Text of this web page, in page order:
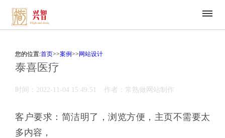
您的位置:首页>>案例>> 网站设计
泰喜医疗
时间：2022-11-04 15:49:51 作者：常熟做网站制作
客户要求：简洁明了，浏览方便，主页不需要太
多内容，